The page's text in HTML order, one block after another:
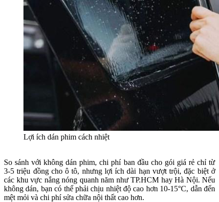
Lợi ích dán phim cách nhiệt
So sánh với không dán phim, chi phí ban đầu cho gói giá rẻ chỉ từ
3-5 triệu đồng cho ô tô, nhưng lợi ích dài hạn vượt trội, đặc biệt ở
các khu vực nắng nóng quanh năm như TP.HCM hay Hà Nội. Nếu
không dán, bạn có thể phải chịu nhiệt độ cao hơn 10-15°C, dẫn đến
mệt mỏi và chi phí sửa chữa nội thất cao hơn.